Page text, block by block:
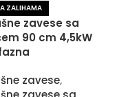
ZALIHAMA
zavese sa
90 cm 4,5kW
zavese,